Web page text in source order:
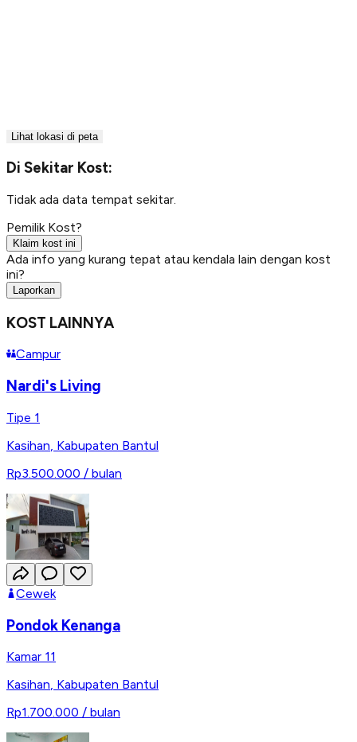
Lihat lokasi di peta
Di Sekitar Kost:
Tidak ada data tempat sekitar.
Pemilik Kost?
Klaim kost ini
Ada info yang kurang tepat atau kendala lain dengan kost
ini?
Laporkan
KOST LAINNYA
Campur
Nardi's Living
Tipe 1
Kasihan Kabupaten Bantul
Rp3.500.000 / bulan
Cewek
Pondok Kenanga
Kamar 11
Kasihan, Kabupaten Bantul
Rp1.700.000 / bulan